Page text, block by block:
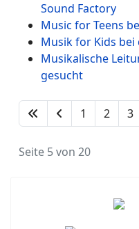
Sound Factory
Music for Teens
Musik for Kids bei
Musikalische
gesucht
1 2 3
Seite 5 von 20